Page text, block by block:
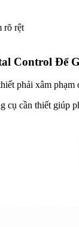
rõ rệt
Control Để
phải xâm
cụ cần thiết giúp